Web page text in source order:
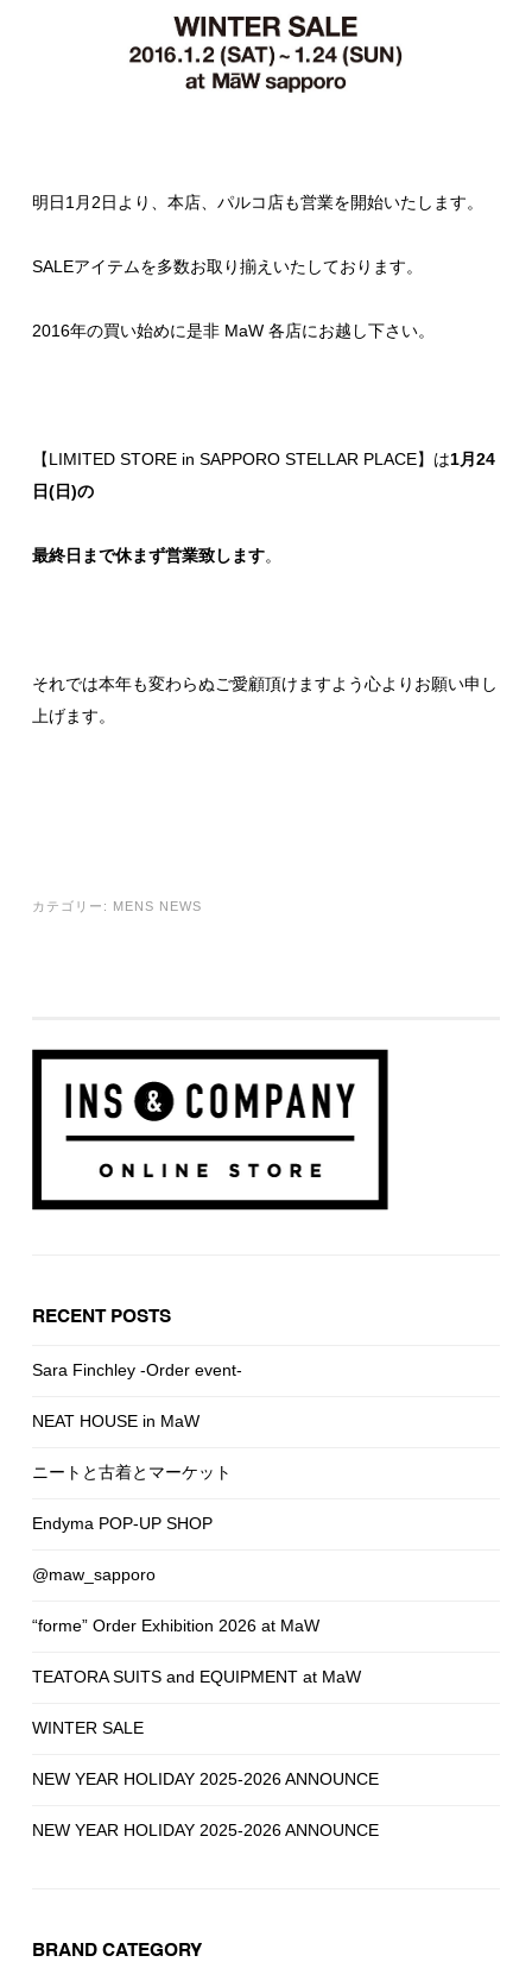
明日1月2日より、本店、パルコ店も営業を開始いたします。
SALEアイテムを多数お取り揃えいたしております。
2016年の買い始めに是非 MaW 各店にお越し下さい。
【LIMITED STORE in SAPPORO STELLAR PLACE】は1月24
日(日)の
最終日まで休まず営業致します。
それでは本年も変わらぬご愛顧頂けますよう心よりお願い申し
上げます。
カテゴリー: MENS NEWS
RECENT POSTS
Sara Finchley -Order event-
NEAT HOUSE in MaW
ニートと古着とマーケット
Endyma POP-UP SHOP
@maw_sapporo
“forme” Order Exhibition 2026 at MaW
TEATORA SUITS and EQUIPMENT at MaW
WINTER SALE
NEW YEAR HOLIDAY 2025-2026 ANNOUNCE
NEW YEAR HOLIDAY 2025-2026 ANNOUNCE
BRAND CATEGORY